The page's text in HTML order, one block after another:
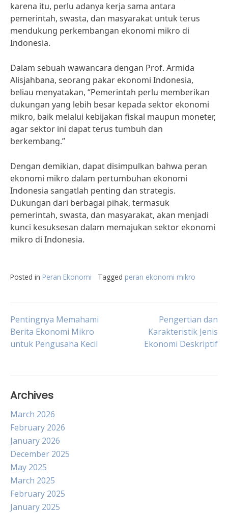
karena itu, perlu adanya kerja sama antara
pemerintah, swasta, dan masyarakat untuk terus
mendukung perkembangan ekonomi mikro di
Indonesia.
Dalam sebuah wawancara dengan Prof. Armida
Alisjahbana, seorang pakar ekonomi Indonesia,
beliau menyatakan, “Pemerintah perlu memberikan
dukungan yang lebih besar kepada sektor ekonomi
mikro, baik melalui kebijakan fiskal maupun moneter,
agar sektor ini dapat terus tumbuh dan
berkembang.”
Dengan demikian, dapat disimpulkan bahwa peran
ekonomi mikro dalam pertumbuhan ekonomi
Indonesia sangatlah penting dan strategis.
Dukungan dari berbagai pihak, termasuk
pemerintah, swasta, dan masyarakat, akan menjadi
kunci kesuksesan dalam memajukan sektor ekonomi
mikro di Indonesia.
Posted in Peran Ekonomi Tagged peran ekonomi mikro
Post
navigation
Pentingnya Memahami
Berita Ekonomi Mikro
untuk Pengusaha Kecil
Pengertian dan
Karakteristik Jenis
Ekonomi Deskriptif
Archives
March 2026
February 2026
January 2026
December 2025
May 2025
March 2025
February 2025
January 2025